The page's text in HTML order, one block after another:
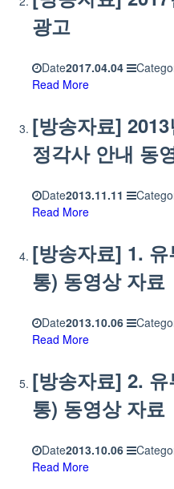
광고
Date2017.04.04
Read More
[방송자료]
정각사 안내 동
Date2013.11.11
Read More
[방송자료] 1.
통) 동영상 자료
Date2013.10.06
Read More
[방송자료] 2.
통) 동영상 자료
Date2013.10.06
Read More